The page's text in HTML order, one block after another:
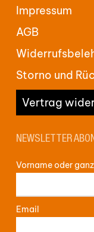
Impressum
AGB
Storno und
Vertrag
NEWSLETTER
Vorname oder
Email